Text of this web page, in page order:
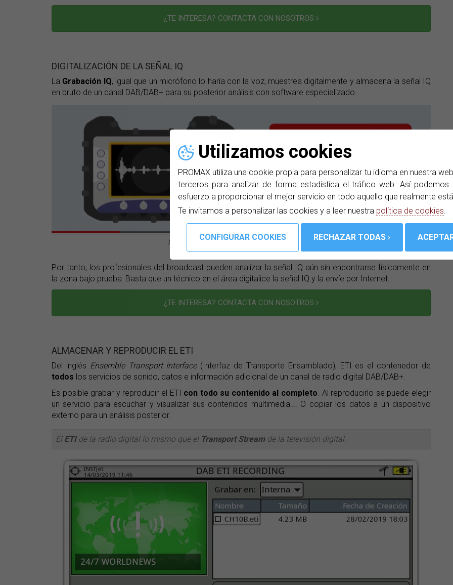
Utilizamos cookies
PROMAX utiliza una cookie propia para personalizar tu idioma en nuestra
terceros para analizar de forma estadística el tráfico web. Así podemos
esfuerzo a proporcionar el mejor servicio en todo aquello que realmente
Te invitamos a personalizar las cookies y a leer nuestra política de cookies
¿TE INTERESA? CONTACTA CON NOSOTROS
DIGITALIZACIÓN DE LA SEÑAL IQ
La Grabación IQ, igual que un micrófono lo haría con la voz, muestrea digitalmente y almacena la señal IQ
en bruto de un canal DAB/DAB+ para su posterior análisis con software especializado.
Digitalización de un canal DAB recibido por RF
Por tanto, los profesionales del broadcast pueden analizar la señal IQ aún sin encontrarse físicamente en
la zona bajo prueba: Basta que un técnico en el área digitalice la señal IQ y la envíe por Internet.
¿TE INTERESA? CONTACTA CON NOSOTROS
ALMACENAR Y REPRODUCIR EL ETI
Del inglés Ensemble Transport Interface(Interfaz de Transporte Ensamblado), ETI es el contenedor de
todos los servicios de sonido, datos e información adicional de un canal de radio digital DAB/DAB+.
Es posible grabar y reproducir el ETI con todo su contenido al completo. Al reproducirlo se puede elegir
un servicio para escuchar y visualizar sus contenidos multimedia…. O copiar los datos a un dispositivo
externo para un análisis posterior.
El ETIde la radio digital lo mismo que el Transport Streamde la televisión digital.